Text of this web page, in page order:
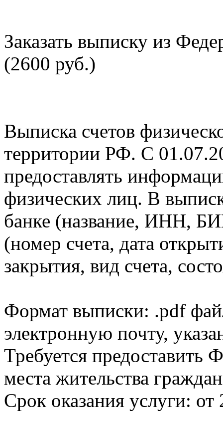
Заказать выписку из
(2600 руб.)
Выписка счетов
территории РФ. С
предоставлять
физических лиц. В
банке (название, ИНН,
(номер счета, дата
закрытия, вид счета,
Формат выписки: .pdf
электронную почту,
Требуется
места жительства
Срок оказания услуги: от